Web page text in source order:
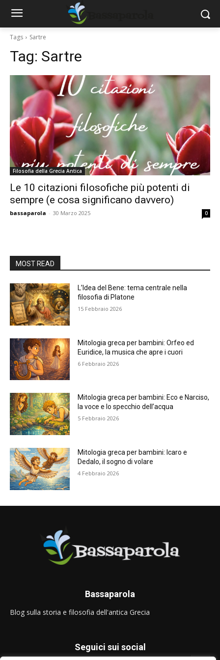
Tags Sartre
Tag: Sartre
Filosofia della Grecia Antica
Le 10 citazioni filosofiche più potenti di
sempre (e cosa significano davvero)
bassaparola - 30 Marzo 2025 0
MOST READ
L’Idea del Bene: tema centrale nella
filosofia di Platone
15 Febbraio 2026
Mitologia greca per bambini: Orfeo ed
Euridice, la musica che apre i cuori
6 Febbraio 2026
Mitologia greca per bambini: Eco e Narciso,
la voce e lo specchio dell’acqua
5 Febbraio 2026
Mitologia greca per bambini: Icaro e
Dedalo, il sogno di volare
4 Febbraio 2026
Bassaparola
Blog sulla storia e filosofia dell'antica Grecia
Seguici sui social